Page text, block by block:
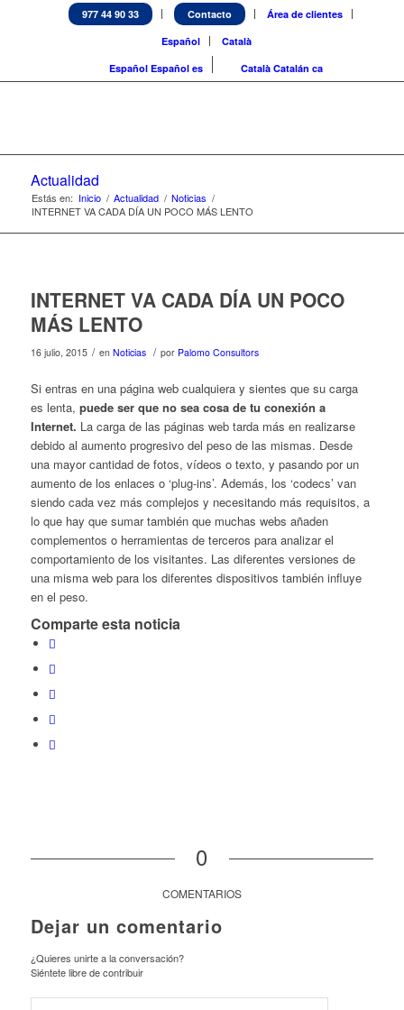
977 44 90 33 Contacto
Área de clientes
Español
Català
Español Español es Català Catalán ca
Actualidad
Estás en: Inicio / Actualidad / Noticias /
INTERNET VA CADA DÍA UN POCO MÁS LENTO
INTERNET VA CADA DÍA UN POCO
MÁS LENTO
16 julio, 2015 / en Noticias / por Palomo Consultors
Si entras en una página web cualquiera y sientes que su carga
es lenta, puede ser que no sea cosa de tu conexión a
Internet. La carga de las páginas web tarda más en realizarse
debido al aumento progresivo del peso de las mismas. Desde
una mayor cantidad de fotos, vídeos o texto, y pasando por un
aumento de los enlaces o ‘plug-ins’. Además, los ‘codecs’ van
siendo cada vez más complejos y necesitando más requisitos, a
lo que hay que sumar también que muchas webs añaden
complementos o herramientas de terceros para analizar el
comportamiento de los visitantes. Las diferentes versiones de
una misma web para los diferentes dispositivos también influye
en el peso.
Comparte esta noticia
0
COMENTARIOS
Dejar un comentario
¿Quieres unirte a la conversación?
Siéntete libre de contribuir